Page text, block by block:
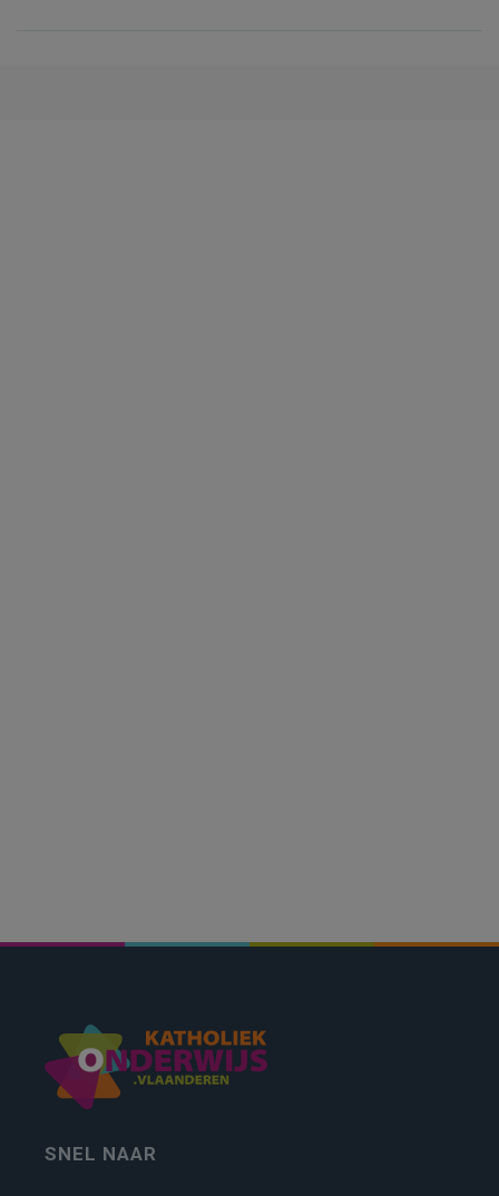
SNEL NAAR